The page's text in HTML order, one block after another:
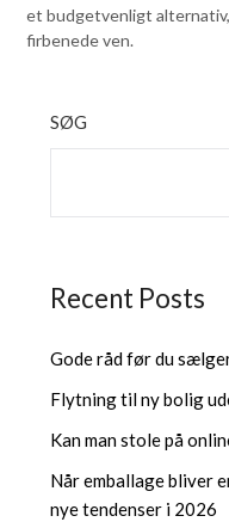
et budgetvenligt
firbenede ven.
SØG
Recent Posts
Gode råd før du
Flytning til ny bolig
Kan man stole på
Når emballage bliver
nye tendenser i 2026